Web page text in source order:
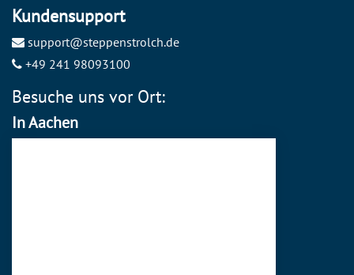
Besuche uns vor Ort:
In Aachen
Kundensupport
support@steppenstrolch.de
+49 241 98093100